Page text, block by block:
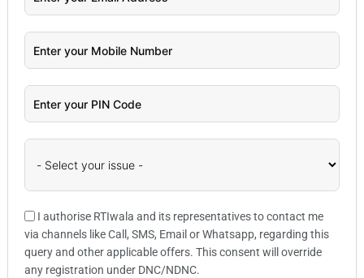
I authorise RTIwala and its representatives to contact me
via channels like Call, SMS, Email or Whatsapp, regarding this
query and other applicable offers. This consent will override
any registration under DNC/NDNC.